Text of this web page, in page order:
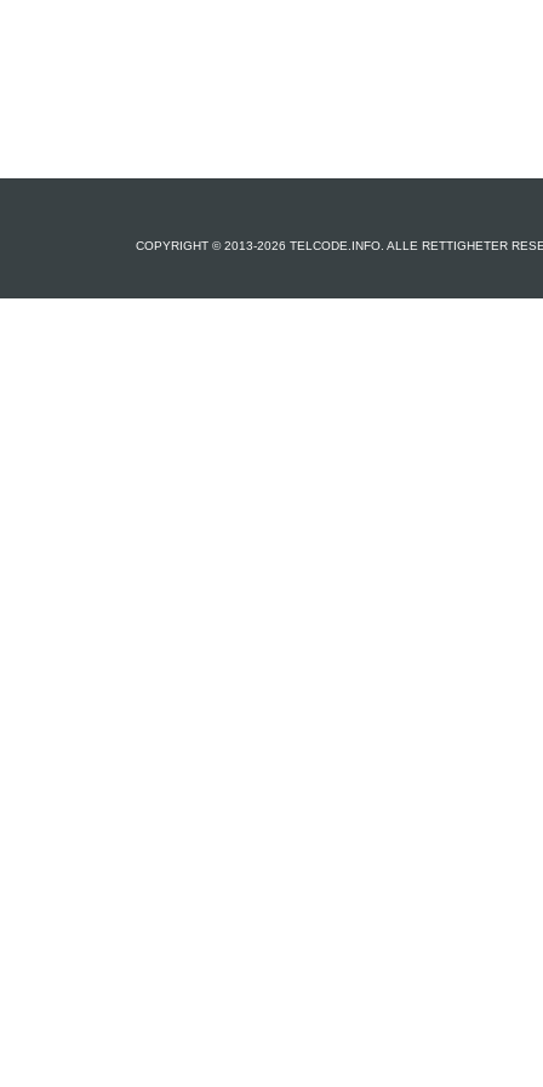
COPYRIGHT © 2013-2026 TELCODE.INFO. ALLE RETTIGHETER